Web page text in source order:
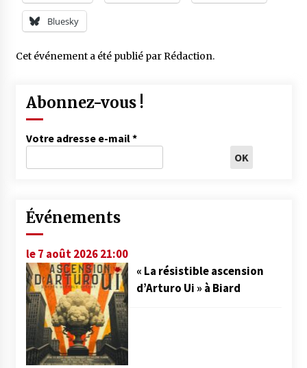
Bluesky
Cet événement a été publié parRédaction.
Abonnez-vous !
Votre adresse e-mail*
Événements
le 7 août 2026 21:00
« La résistible ascension
d’Arturo Ui » à Biard